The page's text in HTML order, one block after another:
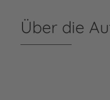
Über die